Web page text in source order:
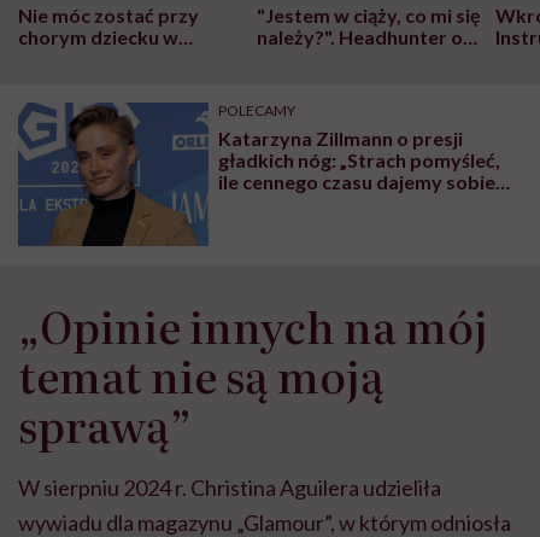
Nie móc zostać przy
chorym dziecku w
może chyba tylko
głupota i brak
wyobraźni"
"Jestem w ciąży, co mi się
należy?". Headhunter o
pracy
POLECAMY
Katarzyna Zillmann o presji
gładkich nóg: „Strach pomyśleć,
ile cennego czasu dajemy sobie
„Opinie innych na mój
temat nie są moją
sprawą”
W sierpniu 2024 r. Christina Aguilera udzieliła
wywiadu dla magazynu „Glamour”, w którym odniosła